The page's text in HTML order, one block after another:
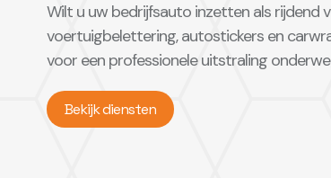
Wilt u uw bedrijfsauto inzetten als rijdend
voertuigbelettering, autostickers en
voor een professionele uitstraling
Bekijk diensten